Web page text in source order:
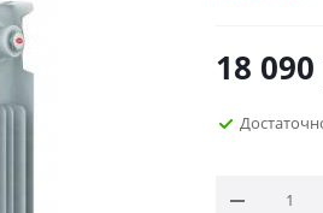
18 090